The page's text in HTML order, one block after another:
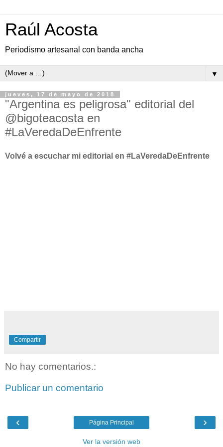
Raúl Acosta
Periodismo artesanal con banda ancha
▼
jueves, 17 de mayo de 2018
"Argentina es peligrosa" editorial del
@bigoteacosta en
#LaVeredaDeEnfrente
Volvé a escuchar mi editorial en #LaVeredaDeEnfrente
Compartir
No hay comentarios.:
Publicar un comentario
‹ ›
Página Principal
Ver la versión web